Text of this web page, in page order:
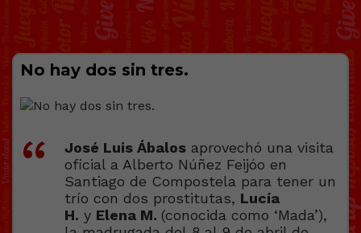
No hay dos sin tres.
José Luis Ábalos aprovechó una visita
oficial a Alberto Núñez Feijóo en
Santiago de Compostela para tener un
trío con dos prostitutas, Lucía
H. y Elena M. (conocida como ‘Mada’),